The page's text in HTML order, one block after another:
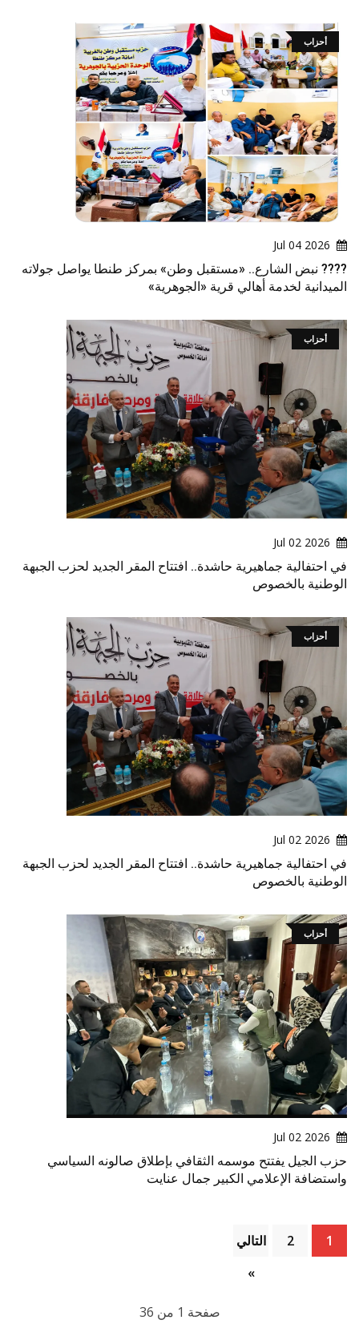
أحزاب
2026 Jul 04
???? نبض الشارع.. «مستقبل وطن» بمركز طنطا يواصل جولاته
الميدانية لخدمة أهالي قرية «الجوهرية»
أحزاب
2026 Jul 02
في احتفالية جماهيرية حاشدة.. افتتاح المقر الجديد لحزب الجبهة
الوطنية بالخصوص
أحزاب
2026 Jul 02
في احتفالية جماهيرية حاشدة.. افتتاح المقر الجديد لحزب الجبهة
الوطنية بالخصوص
أحزاب
2026 Jul 02
حزب الجيل يفتتح موسمه الثقافي بإطلاق صالونه السياسي
واستضافة الإعلامي الكبير جمال عنايت
1
2
التالي
»
صفحة 1 من 36